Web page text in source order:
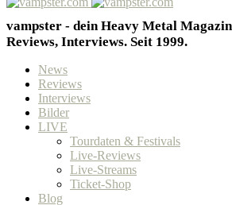
vampster - dein Heavy Metal
Reviews, Interviews. Seit 1999.
News
Reviews
Interviews
Bilder
LIVE
Tourdaten & Festivals
Live-Reviews
Live-Streams
Ticket-Shop
Blog